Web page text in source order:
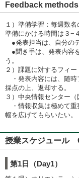
Feedback methods
１）準備学習：毎週数
準備にかける時間は３−
●発表担当は、自分の
●聞き手は、発表内容
う。
２）課題に対するフィ
・発表内容には、随時
採点の上、返却する。
３）中央情報センター
・情報収集は極めて重
幅を広げてもらいたい。
授業スケジュール
第1日（Day1）